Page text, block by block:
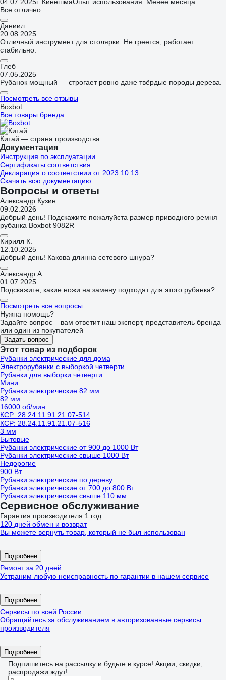
04.07.2025г. КинешмаОпыт использования: Менее месяца
Все отлично
Даниил
20.08.2025
Отличный инструмент для столярки. Не греется, работает
стабильно.
Глеб
07.05.2025
Рубанок мощный — строгает ровно даже твёрдые породы дерева.
Посмотреть все отзывы
Boxbot
Все товары бренда
Китай — страна производства
Документация
Инструкция по эксплуатации
Сертификаты соответствия
Декларация о соответствии от 2023.10.13
Скачать всю документацию
Вопросы и ответы
Александр Кузин
09.02.2026
Добрый день! Подскажите пожалуйста размер приводного ремня
рубанка Boxbot 9082R
Кирилл К.
12.10.2025
Добрый день! Какова длинна сетевого шнура?
Александр А.
01.07.2025
Подскажите, какие ножи на замену подходят для этого рубанка?
Посмотреть все вопросы
Нужна помощь?
Задайте вопрос – вам ответит наш эксперт, представитель бренда
или один из покупателей
Задать вопрос
Этот товар из подборок
Рубанки электрические для дома
Электрорубанки с выборкой четверти
Рубанки для выборки четверти
Мини
Рубанки электрические 82 мм
82 мм
16000 об/мин
КСР: 28.24.11.91.21.07-514
КСР: 28.24.11.91.21.07-516
3 мм
Бытовые
Рубанки электрические от 900 до 1000 Вт
Рубанки электрические свыше 1000 Вт
Недорогие
900 Вт
Рубанки электрические по дереву
Рубанки электрические от 700 до 800 Вт
Рубанки электрические свыше 110 мм
Сервисное обслуживание
Гарантия производителя 1 год
120 дней обмен и возврат
Вы можете вернуть товар, который не был использован
Подробнее
Ремонт за 20 дней
Устраним любую неисправность по гарантии в нашем сервисе
Подробнее
Сервисы по всей России
Обращайтесь за обслуживанием в авторизованные сервисы
производителя
Подробнее
Подпишитесь на рассылку и будьте в курсе! Акции, скидки,
распродажи ждут!